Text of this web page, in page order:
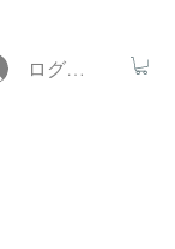
ログイン